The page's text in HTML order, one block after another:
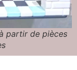
partir de pièces